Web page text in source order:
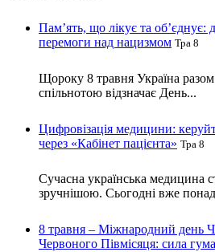
Пам’ять, що лікує та об’єднує:
перемоги над нацизмом Тра 8
Щороку 8 травня Україна
спільнотою відзначає День...
Цифровізація медицини:
через «Кабінет пацієнта» Тра 8
Сучасна українська медицина
зручнішою. Сьогодні вже
8 травня – Міжнародний день
Червоного Півмісяця: сила